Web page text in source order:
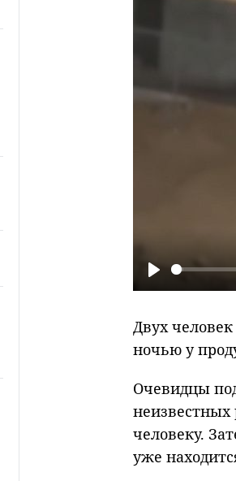
Play
Двух
ночью у
Очевидцы
человеку.
уже